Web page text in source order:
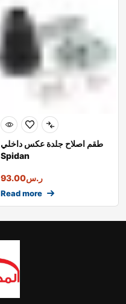
طقم اصلاح جلدة عكس داخلي
Spidan
ر.س93.00
Read more